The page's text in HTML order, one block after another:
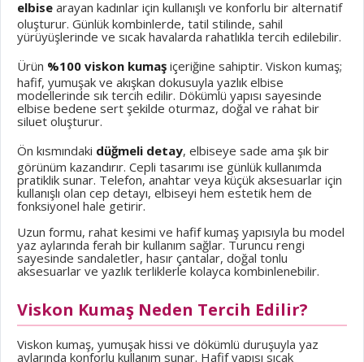
elbise arayan kadınlar için kullanışlı ve konforlu bir alternatif
oluşturur. Günlük kombinlerde, tatil stilinde, sahil
yürüyüşlerinde ve sıcak havalarda rahatlıkla tercih edilebilir.
Ürün %100 viskon kumaş içeriğine sahiptir. Viskon kumaş;
hafif, yumuşak ve akışkan dokusuyla yazlık elbise
modellerinde sık tercih edilir. Dökümlü yapısı sayesinde
elbise bedene sert şekilde oturmaz, doğal ve rahat bir
siluet oluşturur.
Ön kısmındaki düğmeli detay, elbiseye sade ama şık bir
görünüm kazandırır. Cepli tasarımı ise günlük kullanımda
pratiklik sunar. Telefon, anahtar veya küçük aksesuarlar için
kullanışlı olan cep detayı, elbiseyi hem estetik hem de
fonksiyonel hale getirir.
Uzun formu, rahat kesimi ve hafif kumaş yapısıyla bu model
yaz aylarında ferah bir kullanım sağlar. Turuncu rengi
sayesinde sandaletler, hasır çantalar, doğal tonlu
aksesuarlar ve yazlık terliklerle kolayca kombinlenebilir.
Viskon Kumaş Neden Tercih Edilir?
Viskon kumaş, yumuşak hissi ve dökümlü duruşuyla yaz
aylarında konforlu kullanım sunar. Hafif yapısı sıcak